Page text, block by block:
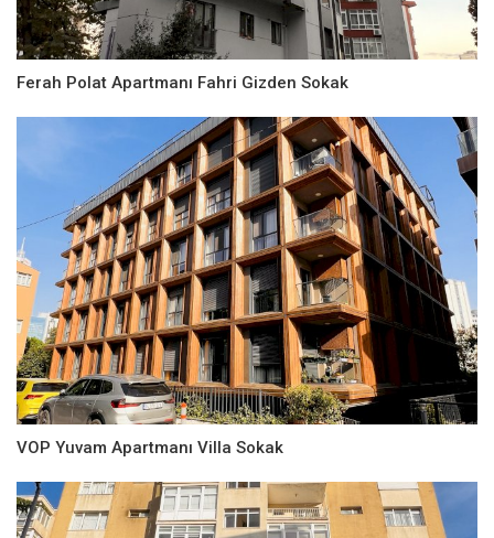
Ferah Polat Apartmanı Fahri Gizden Sokak
VOP Yuvam Apartmanı Villa Sokak